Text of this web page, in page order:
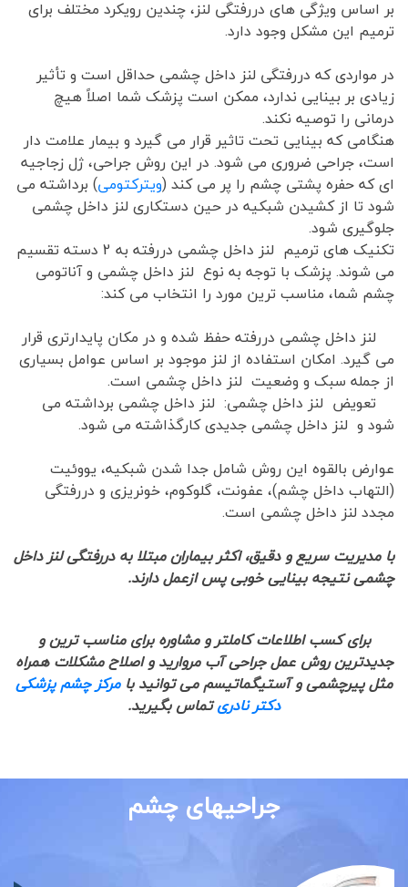
بر اساس ویژگی های دررفتگی لنز، چندین رویکرد مختلف برای
ترمیم این مشکل وجود دارد.
در مواردی که دررفتگی لنز داخل چشمی حداقل است و تأثیر
زیادی بر بینایی ندارد، ممکن است پزشک شما اصلاً هیچ
درمانی را توصیه نکند.
هنگامی که بینایی تحت تاثیر قرار می گیرد و بیمار علامت دار
است، جراحی ضروری می شود. در این روش جراحی، ژل زجاجیه
ای که حفره پشتی چشم را پر می کند (ویترکتومی) برداشته می
شود تا از کشیدن شبکیه در حین دستکاری لنز داخل چشمی
جلوگیری شود.
تکنیک های ترمیم لنز داخل چشمی دررفته به 2 دسته تقسیم
می شوند. پزشک با توجه به نوع لنز داخل چشمی و آناتومی
چشم شما، مناسب ترین مورد را انتخاب می کند:
لنز داخل چشمی دررفته حفظ شده و در مکان پایدارتری قرار
می گیرد. امکان استفاده از لنز موجود بر اساس عوامل بسیاری
از جمله سبک و وضعیت لنز داخل چشمی است.
تعویض لنز داخل چشمی: لنز داخل چشمی برداشته می
شود و لنز داخل چشمی جدیدی کارگذاشته می شود.
عوارض بالقوه این روش شامل جدا شدن شبکیه، یووئیت
(التهاب داخل چشم)، عفونت، گلوکوم، خونریزی و دررفتگی
مجدد لنز داخل چشمی است.
با مدیریت سریع و دقیق، اکثر بیماران مبتلا به دررفتگیلنز داخل
چشمی نتیجه بینایی خوبی پس ازعمل دارند.
برای کسب اطلاعات کاملتر و مشاوره برای مناسب ترین و
جدیدترین روش عمل جراحی آب مروارید و اصلاح مشکلات همراه
مثل پیرچشمی و آستیگماتیسم می توانید بامرکز چشم پزشکی
دکتر نادریتماس بگیرید.
جراحیهای چشم